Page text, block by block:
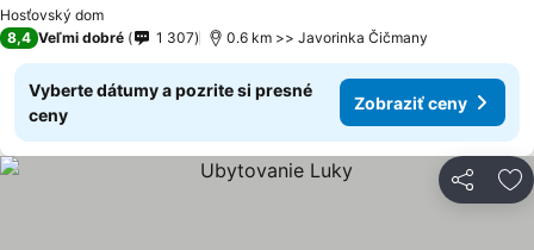
Hosťovský dom
8,4 Veľmi dobré 1 307 0.6 km >> Javorinka Čičmany
Vyberte dátumy a pozrite si presné
ceny
Zobraziť ceny
Zdieľať